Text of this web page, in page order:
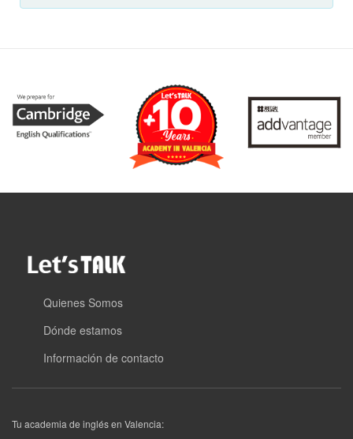
Quienes Somos
Dónde estamos
Información de contacto
Tu academia de inglés en Valencia: